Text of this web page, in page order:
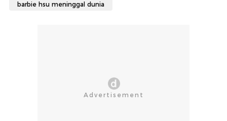
barbie hsu meninggal dunia